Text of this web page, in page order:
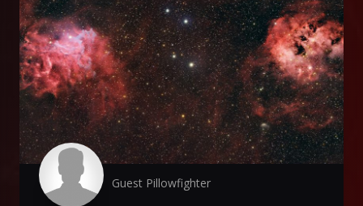
Guest Pillowfighter